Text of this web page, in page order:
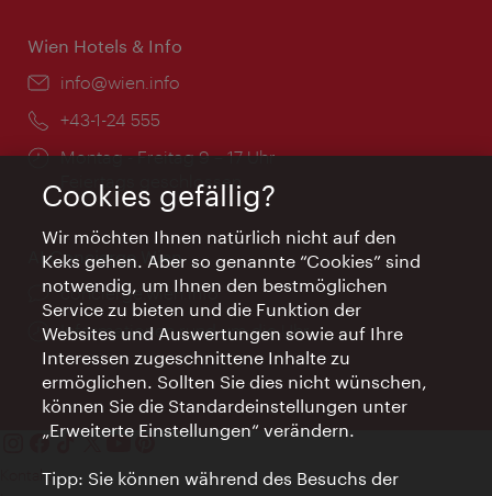
Wien Hotels & Info
Email:
info@wien.info
Telefon:
+43-1-24 555
Öffnungszeiten:
Montag - Freitag 9 – 17 Uhr
Feiertags geschlossen
AI Concierge Wien
Ort:
concierge.wien.info
Öffnungszeiten:
Informationen rund um die Uhr
Kontakt
Cookies gefällig?
Wir möchten Ihnen natürlich nicht auf den
Keks gehen. Aber so genannte “Cookies” sind
notwendig, um Ihnen den bestmöglichen
Service zu bieten und die Funktion der
Websites und Auswertungen sowie auf Ihre
Interessen zugeschnittene Inhalte zu
ermöglichen. Sollten Sie dies nicht wünschen,
können Sie die Standardeinstellungen unter
„Erweiterte Einstellungen“ verändern.
Tipp: Sie können während des Besuchs der